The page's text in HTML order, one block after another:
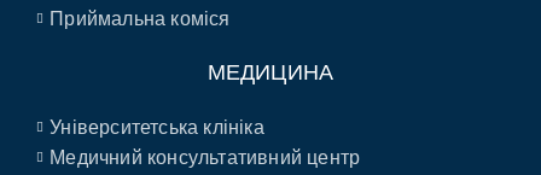
Приймальна коміся
МЕДИЦИНА
Університетська клініка
Медичний консультативний центр